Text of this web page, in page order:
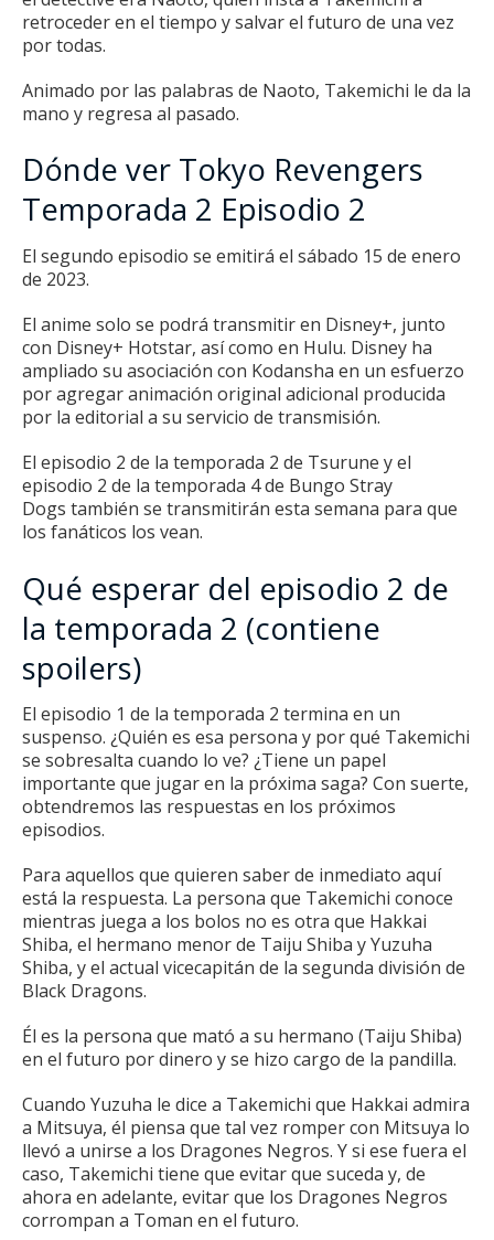
retroceder en el tiempo y salvar el futuro de una vez
por todas.
Animado por las palabras de Naoto, Takemichi le da la
mano y regresa al pasado.
Dónde ver Tokyo Revengers
Temporada 2 Episodio 2
El segundo episodio se emitirá el sábado 15 de enero
de 2023.
El anime solo se podrá transmitir en Disney+, junto
con Disney+ Hotstar, así como en Hulu. Disney ha
ampliado su asociación con Kodansha en un esfuerzo
por agregar animación original adicional producida
por la editorial a su servicio de transmisión.
El episodio 2 de la temporada 2 de Tsurune yel
episodio 2 de la temporada 4 de Bungo Stray
Dogs también se transmitirán esta semana para que
los fanáticos los vean.
Qué esperar del episodio 2 de
la temporada 2 (contiene
spoilers)
El episodio 1 de la temporada 2 termina en un
suspenso. ¿Quién es esa persona y por qué Takemichi
se sobresalta cuando lo ve? ¿Tiene un papel
importante que jugar en la próxima saga? Con suerte,
obtendremos las respuestas en los próximos
episodios.
Para aquellos que quieren saber de inmediato aquí
está la respuesta. La persona que Takemichi conoce
mientras juega a los bolos no es otra que Hakkai
Shiba, el hermano menor de Taiju Shiba y Yuzuha
Shiba, y el actual vicecapitán de la segunda división de
Black Dragons.
Él es la persona que mató a su hermano (Taiju Shiba)
en el futuro por dinero y se hizo cargo de la pandilla.
Cuando Yuzuha le dice a Takemichi que Hakkai admira
a Mitsuya, él piensa que tal vez romper con Mitsuya lo
llevó a unirse a los Dragones Negros. Y si ese fuera el
caso, Takemichi tiene que evitar que suceda y, de
ahora en adelante, evitar que los Dragones Negros
corrompan a Toman en el futuro.